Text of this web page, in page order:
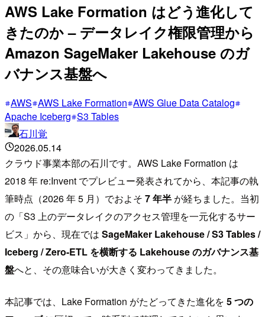
AWS Lake Formation はどう進化して
きたのか – データレイク権限管理から
Amazon SageMaker Lakehouse のガ
バナンス基盤へ
AWS AWS Lake Formation AWS Glue Data Catalog
Apache Iceberg S3 Tables
石川覚
2026.05.14
クラウド事業本部の石川です。AWS Lake Formation は
2018 年 re:Invent でプレビュー発表されてから、本記事の執
筆時点（2026 年 5 月）でおよそ 7 年半 が経ちました。当初
の「S3 上のデータレイクのアクセス管理を一元化するサー
ビス」から、現在では SageMaker Lakehouse / S3 Tables /
Iceberg / Zero-ETL を横断する Lakehouse のガバナンス基
盤へと、その意味合いが大きく変わってきました。
本記事では、Lake Formation がたどってきた進化を 5 つの